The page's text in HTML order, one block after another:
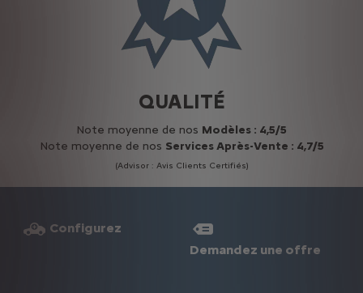
QUALITÉ
Note moyenne de nos Modèles : 4,5/5
Note moyenne de nos Services Après-Vente : 4,7/5
(Advisor : Avis Clients Certifiés)
Configurez
Demandez une offre